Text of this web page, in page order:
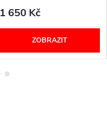
1 650 Kč
ZOBRAZIT